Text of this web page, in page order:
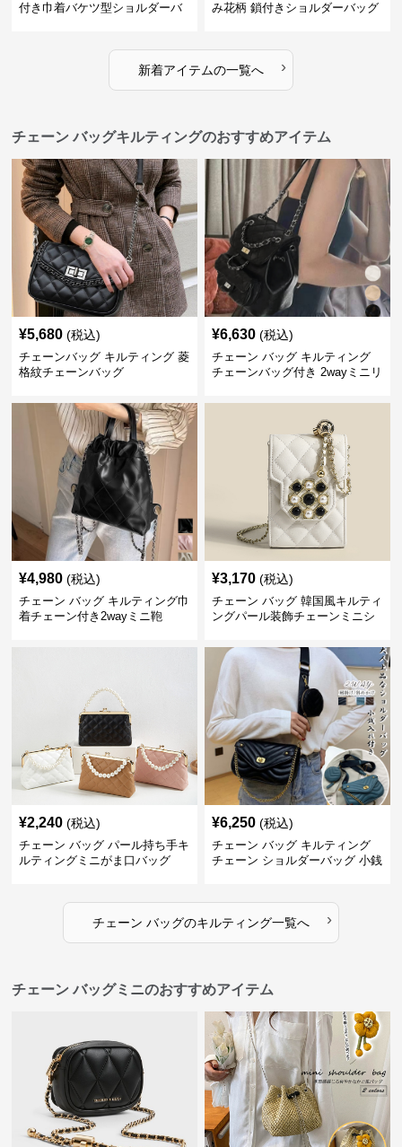
付き巾着バケツ型ショルダーバ
み花柄 鎖付きショルダーバッグ
新着アイテムの一覧へ ›
チェーン バッグキルティングのおすすめアイテム
¥5,680 (税込)
チェーンバッグ キルティング 菱
格紋チェーンバッグ
¥6,630 (税込)
チェーン バッグ キルティング
チェーンバッグ付き 2wayミニリ
¥4,980 (税込)
チェーン バッグ キルティング巾
着チェーン付き2wayミニ鞄
¥3,170 (税込)
チェーン バッグ 韓国風キルティ
ングパール装飾チェーンミニシ
¥2,240 (税込)
チェーン バッグ パール持ち手キ
ルティングミニがま口バッグ
¥6,250 (税込)
チェーン バッグ キルティング
チェーン ショルダーバッグ 小銭
チェーン バッグのキルティング一覧へ ›
チェーン バッグミニのおすすめアイテム